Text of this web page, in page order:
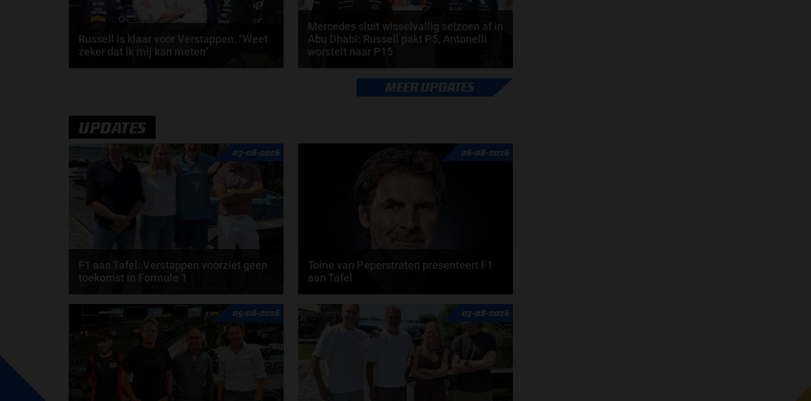
Russell is klaar voor Verstappen: "Weet
zeker dat ik mij kan meten"
doorJarlo van der Vloed
Mercedes sluit wisselvallig seizoen af in
Abu Dhabi: Russell pakt P5, Antonelli
worstelt naar P15
De Grand Prix van Abu Dhabi vormde het slotstuk
van een intens en leerzaam seizoen voor het...
MEER UPDATES
UPDATES
07-08-2026
F1 aan Tafel: Verstappen voorziet geen
toekomst in Formule 1
Max Verstappen wil géén Formule 1-team, de FIA en
de motorfabrikanten zaten niet op één lijn en...
de redactie van Grand Prix Radio
06-08-2026
Toine van Peperstraten presenteert F1
aan Tafel
Rob van Someren, Beitske Visser en Frans
Verschuur schuiven aan in de nieuwe F1 aan Tafel.
Iedere...
door
05-08-2026 03-08-2026